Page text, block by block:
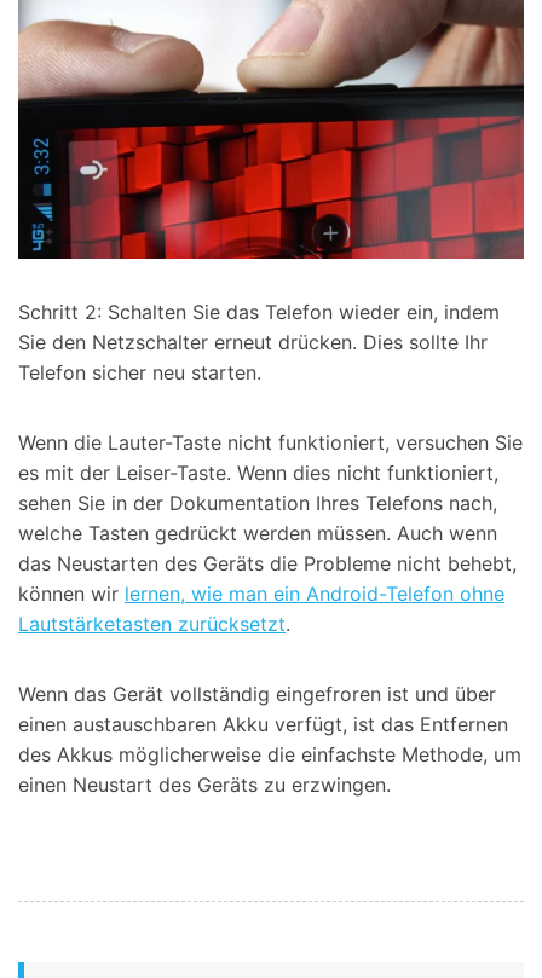
Schritt 2: Schalten Sie das Telefon wieder ein, indem
Sie den Netzschalter erneut drücken. Dies sollte Ihr
Telefon sicher neu starten.
Wenn die Lauter-Taste nicht funktioniert, versuchen Sie
es mit der Leiser-Taste. Wenn dies nicht funktioniert,
sehen Sie in der Dokumentation Ihres Telefons nach,
welche Tasten gedrückt werden müssen. Auch wenn
das Neustarten des Geräts die Probleme nicht behebt,
können wir lernen, wie man ein Android-Telefon ohne
Lautstärketasten zurücksetzt.
Wenn das Gerät vollständig eingefroren ist und über
einen austauschbaren Akku verfügt, ist das Entfernen
des Akkus möglicherweise die einfachste Methode, um
einen Neustart des Geräts zu erzwingen.